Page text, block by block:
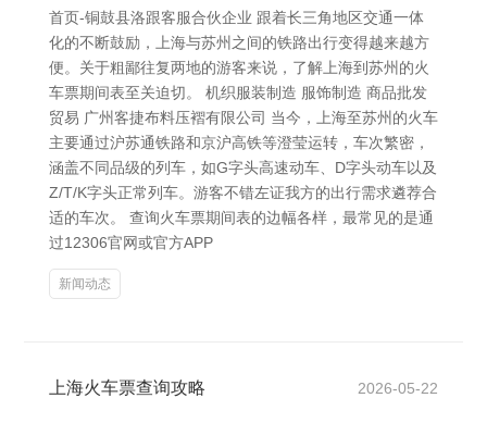
首页-铜鼓县洛跟客服合伙企业 跟着长三角地区交通一体
化的不断鼓励，上海与苏州之间的铁路出行变得越来越方
便。关于粗鄙往复两地的游客来说，了解上海到苏州的火
车票期间表至关迫切。 机织服装制造 服饰制造 商品批发
贸易 广州客捷布料压褶有限公司 当今，上海至苏州的火车
主要通过沪苏通铁路和京沪高铁等澄莹运转，车次繁密，
涵盖不同品级的列车，如G字头高速动车、D字头动车以及
Z/T/K字头正常列车。游客不错左证我方的出行需求遴荐合
适的车次。 查询火车票期间表的边幅各样，最常见的是通
过12306官网或官方APP
新闻动态
上海火车票查询攻略 2026-05-22